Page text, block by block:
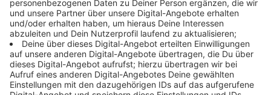
Wer kann schon Käs-Spätzle widerstehen?
Wahrscheinlich niemand! Und wenn du denkst, es
geht nicht besser, haben wir eine Überraschung für
dich: Unsere Kürbis-Käs-Spätzle bringen eine
herbstliche Note in dieses klassische Gericht und
machen es noch unwiderstehlicher. Perfekt